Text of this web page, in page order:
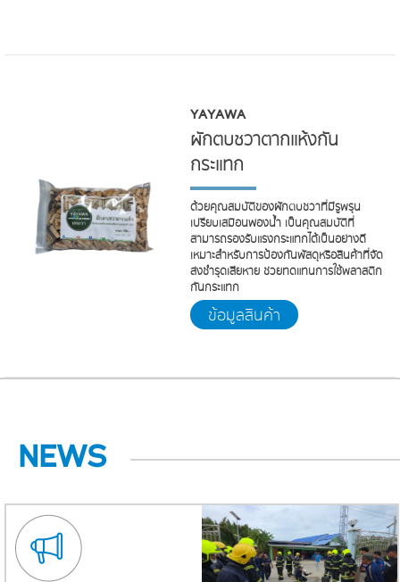
YAYAWA
ผักตบชวาตากแห้งกัน
กระแทก
ด้วยคุณสมบัติของผักตบชวาที่มีรูพรุน
เปรียบเสมือนฟองน้ำ เป็นคุณสมบัติที่
สามารถรองรับแรงกระแทกได้เป็นอย่างดี
เหมาะสำหรับการป้องกันพัสดุหรือสินค้าที่จัด
ส่งชำรุดเสียหาย ช่วยทดแทนการใช้พลาสติก
กันกระแทก
ข้อมูลสินค้า
NEWS